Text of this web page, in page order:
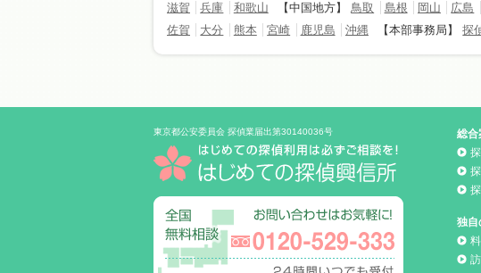
滋賀
兵庫 和歌山 【中国地方】 鳥取 島根 岡山 広島
佐賀
大分 熊本 宮崎 鹿児島 沖縄 【本部事務局】 探
東京都公安委員会 探偵業届出第30140036号
総合
独自